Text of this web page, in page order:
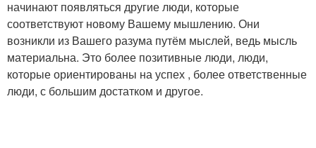
начинают появляться другие люди, которые
соответствуют новому Вашему мышлению. Они
возникли из Вашего разума путём мыслей, ведь мысль
материальна. Это более позитивные люди, люди,
которые ориентированы на успех , более ответственные
люди, с большим достатком и другое.